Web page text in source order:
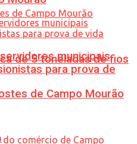
de 5 toneladas de fios
de Campo Mourão
municipais
para prova de